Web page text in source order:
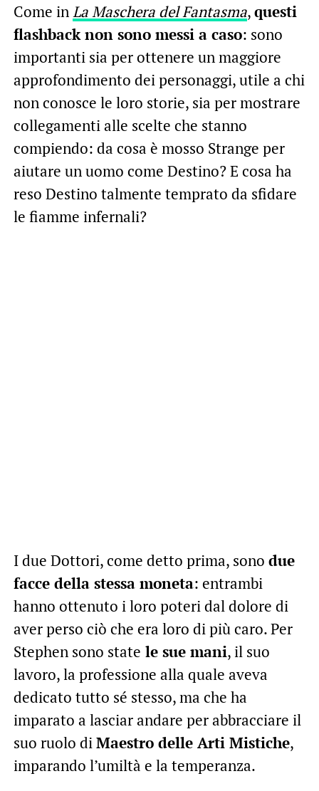
Come inLa Maschera del Fantasma,questi
flashback non sono messi a caso: sono
importanti sia per ottenere un maggiore
approfondimento dei personaggi, utile a chi
non conosce le loro storie, sia per mostrare
collegamenti alle scelte che stanno
compiendo: da cosa è mosso Strange per
aiutare un uomo come Destino? E cosa ha
reso Destino talmente temprato da sfidare
le fiamme infernali?
I due Dottori, come detto prima, sono due
facce della stessa moneta: entrambi
hanno ottenuto i loro poteri dal dolore di
aver perso ciò che era loro di più caro. Per
Stephen sono state le sue mani, il suo
lavoro, la professione alla quale aveva
dedicato tutto sé stesso, ma che ha
imparato a lasciar andare per abbracciare il
suo ruolo diMaestro delle Arti Mistiche,
imparando l’umiltà e la temperanza.